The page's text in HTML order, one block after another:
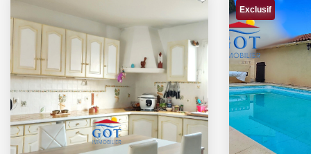
Exclusif